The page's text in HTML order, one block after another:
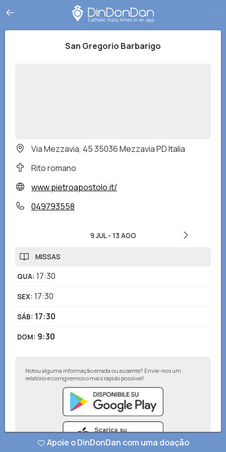
San Gregorio Barbarigo
Via Mezzavia, 45 35036 Mezzavia PD Italia
Rito romano
www.pietroapostolo.it/
049793558
9 JUL- 13 AGO
MISSAS
QUA: 17:30
SEX: 17:30
SÁB: 17:30
DOM: 9:30
Notou alguma informação errada ou ausente? Envie-nos um
relatório e corrigiremos o mais rápido possível!
Apoie o DinDonDan com uma doação